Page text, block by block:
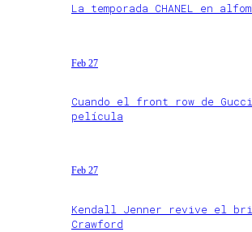
La temporada CHANEL en
Feb 27
Cuando el front row de
película
Feb 27
Kendall Jenner revive el
Crawford